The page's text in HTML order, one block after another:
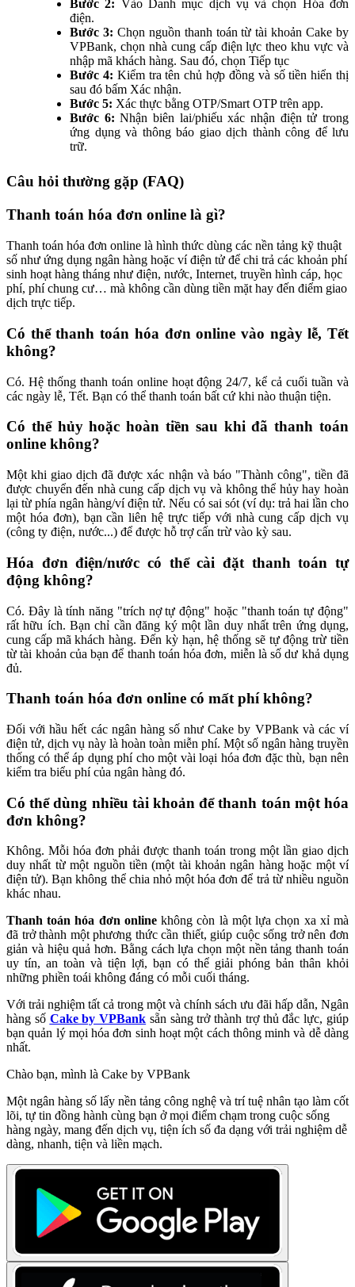
Bước 2: Vào Danh mục dịch vụ và chọn Hóa đơn
điện.
Bước 3: Chọn nguồn thanh toán từ tài khoản Cake by
VPBank, chọn nhà cung cấp điện lực theo khu vực và
nhập mã khách hàng. Sau đó, chọn Tiếp tục
Bước 4: Kiểm tra tên chủ hợp đồng và số tiền hiển thị
sau đó bấm Xác nhận.
Bước 5: Xác thực bằng OTP/Smart OTP trên app.
Bước 6: Nhận biên lai/phiếu xác nhận điện tử trong
ứng dụng và thông báo giao dịch thành công để lưu
trữ.
Câu hỏi thường gặp (FAQ)
Thanh toán hóa đơn online là gì?
Thanh toán hóa đơn online là hình thức dùng các nền tảng kỹ thuật
số như ứng dụng ngân hàng hoặc ví điện tử để chi trả các khoản phí
sinh hoạt hàng tháng như điện, nước, Internet, truyền hình cáp, học
phí, phí chung cư… mà không cần dùng tiền mặt hay đến điểm giao
dịch trực tiếp.
Có thể thanh toán hóa đơn online vào ngày lễ, Tết
không?
Có. Hệ thống thanh toán online hoạt động 24/7, kể cả cuối tuần và
các ngày lễ, Tết. Bạn có thể thanh toán bất cứ khi nào thuận tiện.
Có thể hủy hoặc hoàn tiền sau khi đã thanh toán
online không?
Một khi giao dịch đã được xác nhận và báo "Thành công", tiền đã
được chuyển đến nhà cung cấp dịch vụ và không thể hủy hay hoàn
lại từ phía ngân hàng/ví điện tử. Nếu có sai sót (ví dụ: trả hai lần cho
một hóa đơn), bạn cần liên hệ trực tiếp với nhà cung cấp dịch vụ
(công ty điện, nước...) để được hỗ trợ cấn trừ vào kỳ sau.
Hóa đơn điện/nước có thể cài đặt thanh toán tự
động không?
Có. Đây là tính năng "trích nợ tự động" hoặc "thanh toán tự động"
rất hữu ích. Bạn chỉ cần đăng ký một lần duy nhất trên ứng dụng,
cung cấp mã khách hàng. Đến kỳ hạn, hệ thống sẽ tự động trừ tiền
từ tài khoản của bạn để thanh toán hóa đơn, miễn là số dư khả dụng
đủ.
Thanh toán hóa đơn online có mất phí không?
Đối với hầu hết các ngân hàng số như Cake by VPBank và các ví
điện tử, dịch vụ này là hoàn toàn miễn phí. Một số ngân hàng truyền
thống có thể áp dụng phí cho một vài loại hóa đơn đặc thù, bạn nên
kiểm tra biểu phí của ngân hàng đó.
Có thể dùng nhiều tài khoản để thanh toán một hóa
đơn không?
Không. Mỗi hóa đơn phải được thanh toán trong một lần giao dịch
duy nhất từ một nguồn tiền (một tài khoản ngân hàng hoặc một ví
điện tử). Bạn không thể chia nhỏ một hóa đơn để trả từ nhiều nguồn
khác nhau.
Thanh toán hóa đơn onlinekhông còn là một lựa chọn xa xỉ mà
đã trở thành một phương thức cần thiết, giúp cuộc sống trở nên đơn
giản và hiệu quả hơn. Bằng cách lựa chọn một nền tảng thanh toán
uy tín, an toàn và tiện lợi, bạn có thể giải phóng bản thân khỏi
những phiền toái không đáng có mỗi cuối tháng.
Với trải nghiệm tất cả trong một và chính sách ưu đãi hấp dẫn, Ngân
hàng số Cake by VPBank sẵn sàng trở thành trợ thủ đắc lực, giúp
bạn quản lý mọi hóa đơn sinh hoạt một cách thông minh và dễ dàng
nhất.
Chào bạn, mình là Cake by VPBank
Một ngân hàng số lấy nền tảng công nghệ và trí tuệ nhân tạo làm cốt
lõi, tự tin đồng hành cùng bạn ở mọi điểm chạm trong cuộc sống
hàng ngày, mang đến dịch vụ, tiện ích số đa dạng với trải nghiệm dễ
dàng, nhanh, tiện và liền mạch.